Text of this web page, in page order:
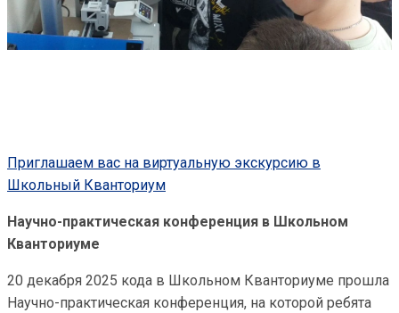
Приглашаем вас на виртуальную экскурсию в
Школьный Кванториум
Научно-практическая конференция в Школьном
Кванториуме
20 декабря 2025 кода в Школьном Кванториуме прошла
Научно-практическая конференция, на которой ребята